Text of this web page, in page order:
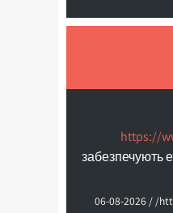
https://
забезпечують
06-08-2026